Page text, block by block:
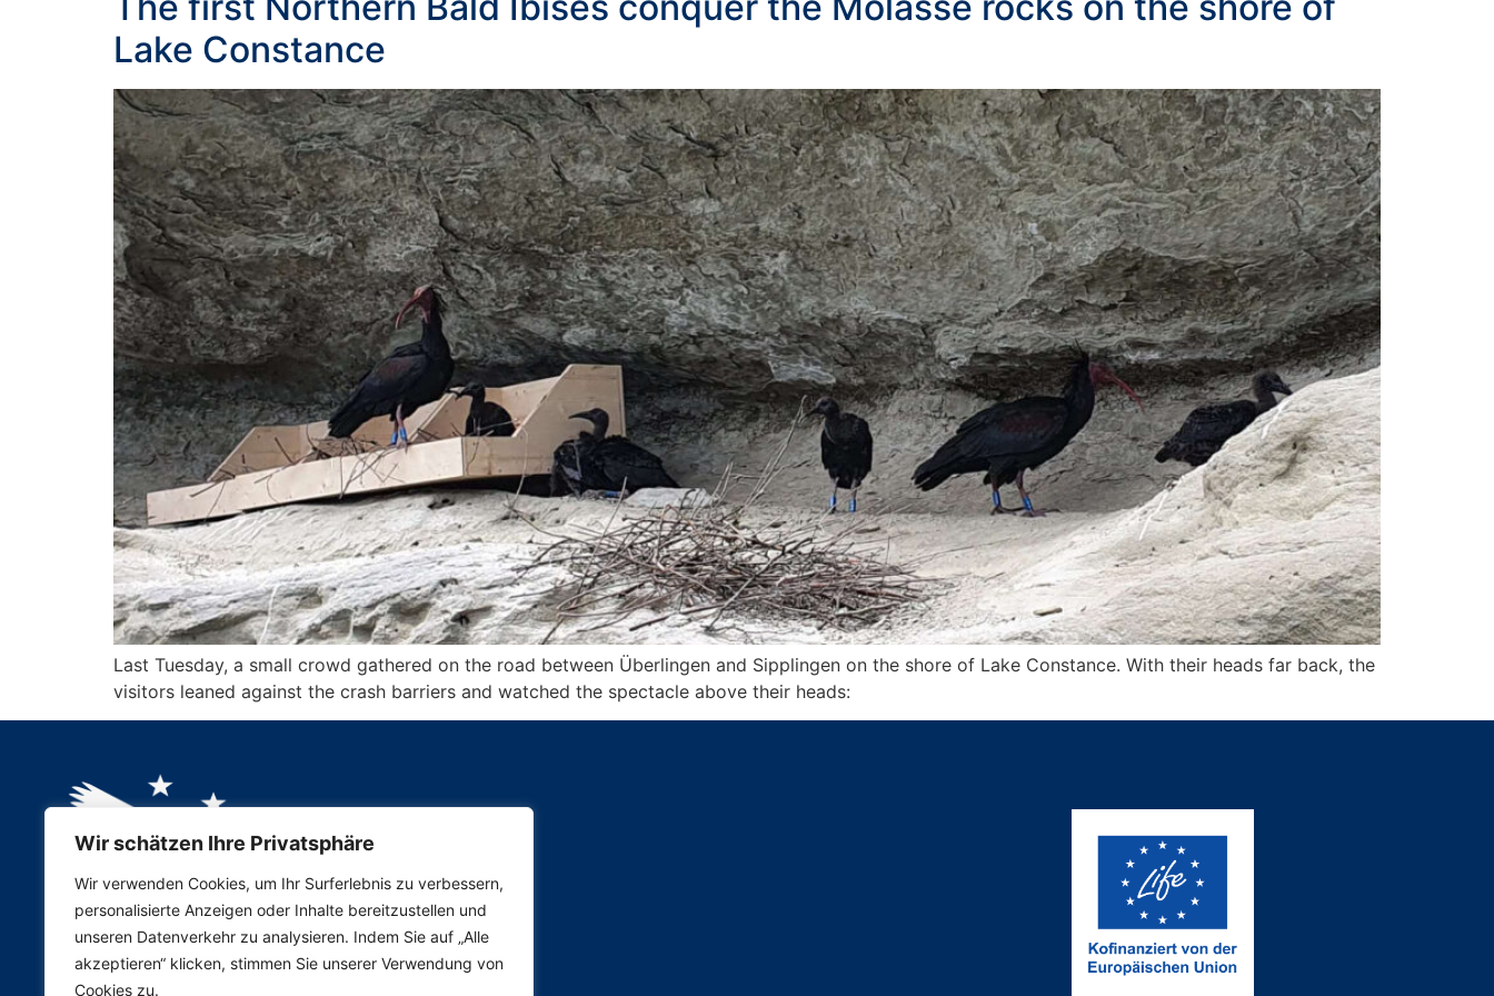
Wir schätzen Ihre Privatsphäre
Wir verwenden Cookies, um Ihr Surferlebnis zu verbessern,
personalisierte Anzeigen oder Inhalte bereitzustellen und
unseren Datenverkehr zu analysieren. Indem Sie auf „Alle
akzeptieren“ klicken, stimmen Sie unserer Verwendung von
Cookies zu.
Lake Constance
Last Tuesday, a small crowd gathered on the road between Überlingen and Sipplingen on the shore of Lake Constance. With their heads far back, the
visitors leaned against the crash barriers and watched the spectacle above their heads: